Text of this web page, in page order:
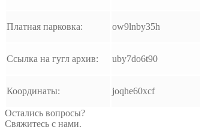
Платная парковка: ow9lnby35h
Ссылка на гугл архив: uby7do6t90
Координаты: joqhe60xcf
Остались вопросы?
Свяжитесь с нами.